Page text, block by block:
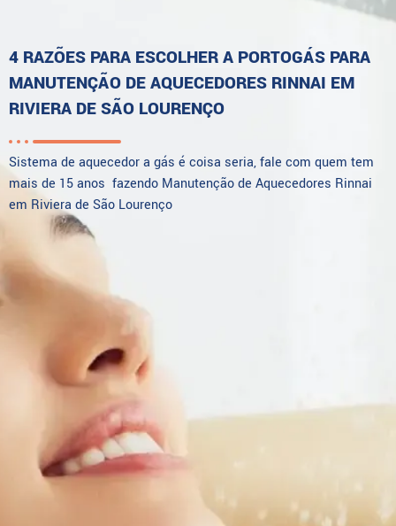
4 RAZÕES PARA ESCOLHER A PORTOGÁS PARA
MANUTENÇÃO DE AQUECEDORES RINNAI EM
RIVIERA DE SÃO LOURENÇO
Sistema de aquecedor a gás é coisa seria, fale com quem tem
mais de 15 anos fazendo Manutenção de Aquecedores Rinnai
em Riviera de São Lourenço